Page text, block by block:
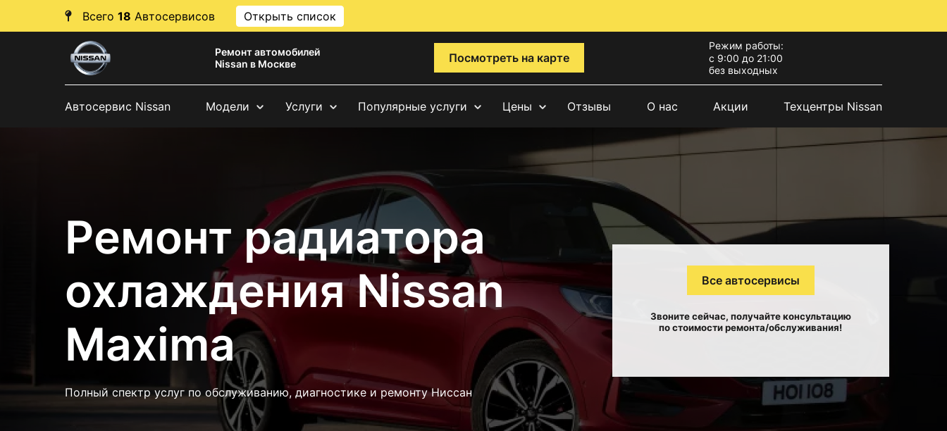
Всего 18 Автосервисов Открыть список
Ремонт автомобилей
Nissan в Москве
Посмотреть на карте
Режим работы:
с 9:00 до 21:00
без выходных
Автосервис Nissan Модели Услуги Популярные услуги Цены Отзывы О нас Акции Техцентры Nissan
Ремонт радиатора
охлаждения Nissan
Maxima
Полный спектр услуг по обслуживанию, диагностике и ремонту Ниссан
Все автосервисы
Звоните сейчас, получайте консультацию
по стоимости ремонта/обслуживания!